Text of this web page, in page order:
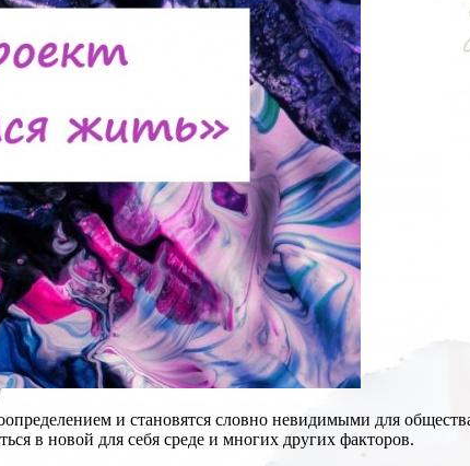
и становятся словно невидимыми для
в новой для себя среде и многих других факторов.